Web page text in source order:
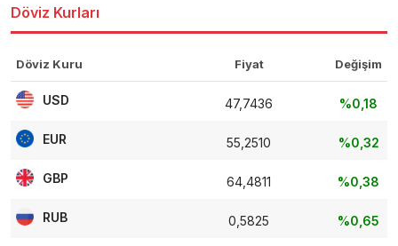
Döviz Kurları
Döviz Kuru Fiyat Değişim
USD 47,7436 %0,18
EUR 55,2510 %0,32
GBP 64,4811 %0,38
RUB 0,5825 %0,65